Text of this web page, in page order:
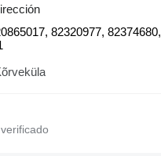
82320977, 82374680,